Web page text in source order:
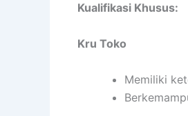
Kualifikasi Khusus:
Kru Toko
Memiliki